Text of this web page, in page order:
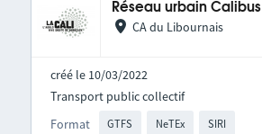
Réseau urbain Calibus
CA du Libournais
créé le 10/03/2022
Format GTFS NeTEx SIRI
Transport public collectif